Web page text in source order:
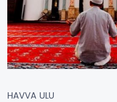
HAVVA ULU